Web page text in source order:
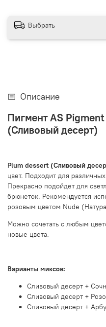
Выбрать
Описание
Пигмент AS
(Сливовый десерт)
Plum dessert (Сливовый
цвет. Подходит для
Прекрасно подойдет для
брюнеток. Рекомендуется
розовым цветом Nude
Можно сочетать с любым
новые цвета.
Варианты миксов:
Сливовый десерт +
Сливовый десерт +
Сливовый десерт +